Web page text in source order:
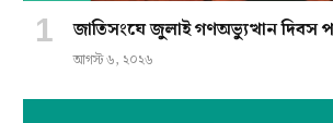
জাতিসংঘে জুলাই গণঅভ্যুত্থান দিবস
আগস্ট ৬, ২০২৬